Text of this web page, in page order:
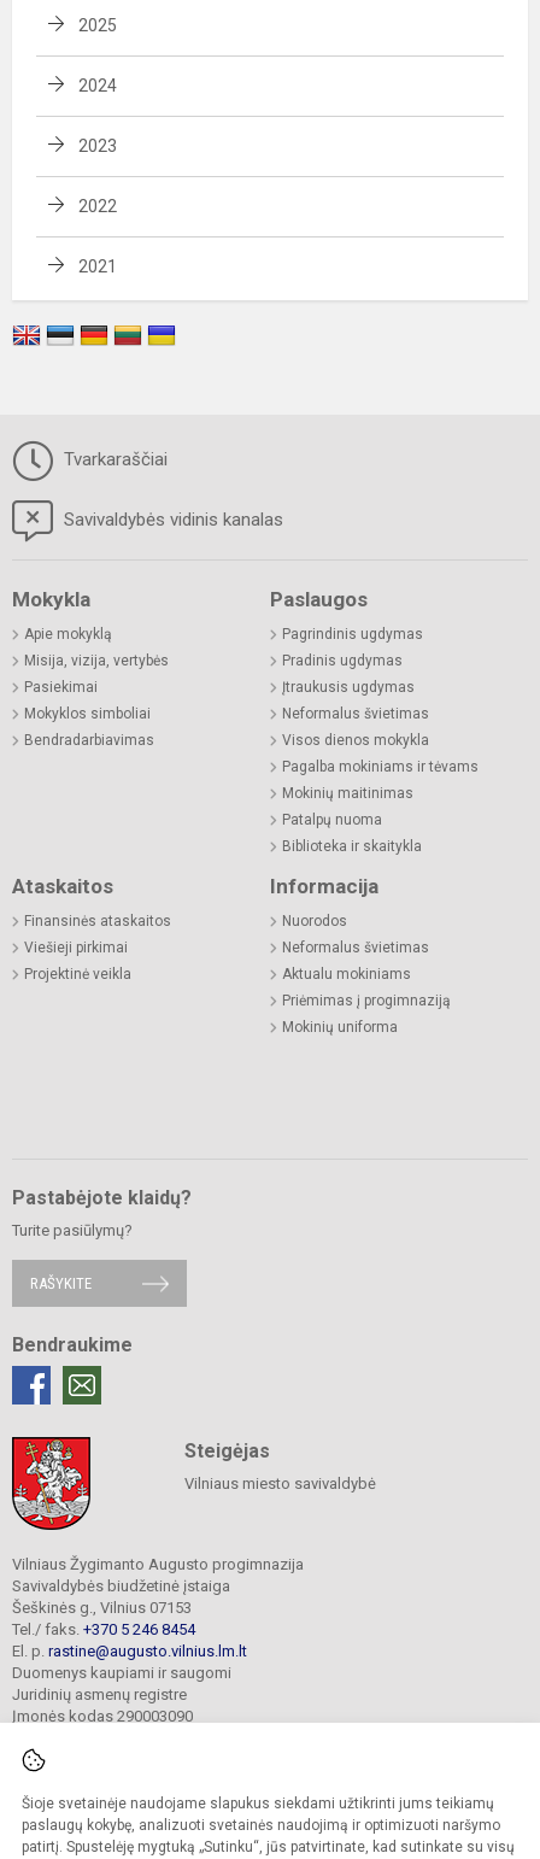
Šioje svetainėje naudojame slapukus siekdami užtikrinti jums teikiamų
paslaugų kokybę, analizuoti svetainės naudojimą ir optimizuoti naršymo
patirtį. Spustelėję mygtuką „Sutinku“, jūs patvirtinate, kad sutinkate su visų
2025
2024
2023
2022
2021
Tvarkaraščiai
Savivaldybės vidinis kanalas
Mokykla
Apie mokyklą
Misija, vizija, vertybės
Pasiekimai
Mokyklos simboliai
Bendradarbiavimas
Paslaugos
Pagrindinis ugdymas
Pradinis ugdymas
Įtraukusis ugdymas
Neformalus švietimas
Visos dienos mokykla
Pagalba mokiniams ir tėvams
Mokinių maitinimas
Patalpų nuoma
Biblioteka ir skaitykla
Ataskaitos
Finansinės ataskaitos
Viešieji pirkimai
Projektinė veikla
Informacija
Nuorodos
Neformalus švietimas
Aktualu mokiniams
Priėmimas į progimnaziją
Mokinių uniforma
Pastabėjote klaidų?
Turite pasiūlymų?
RAŠYKITE
Bendraukime
Steigėjas
Vilniaus miesto savivaldybė
Vilniaus Žygimanto Augusto progimnazija
Savivaldybės biudžetinė įstaiga
Šeškinės g., Vilnius 07153
Tel./ faks. +370 5 246 8454
El. p. rastine@augusto.vilnius.lm.lt
Duomenys kaupiami ir saugomi
Juridinių asmenų registre
Įmonės kodas 290003090
© 2021. Vilniaus Žygimanto Augusto progimnazija. Visos teisės saugomos.
Kopijuoti turinį be raštiško mokyklos sutikimo griežtai draudžiama.